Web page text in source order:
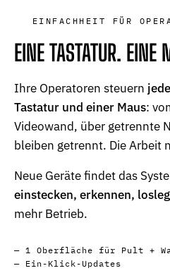
EINFACHHEIT FÜR
EINE TASTATUR.
Ihre Operatoren steuern
Tastatur und einer Maus:
Videowand, über getrennte
bleiben getrennt. Die Arbeit
Neue Geräte findet das
einstecken, erkennen,
mehr Betrieb.
1 Oberfläche für Pult +
Ein-Klick-Updates